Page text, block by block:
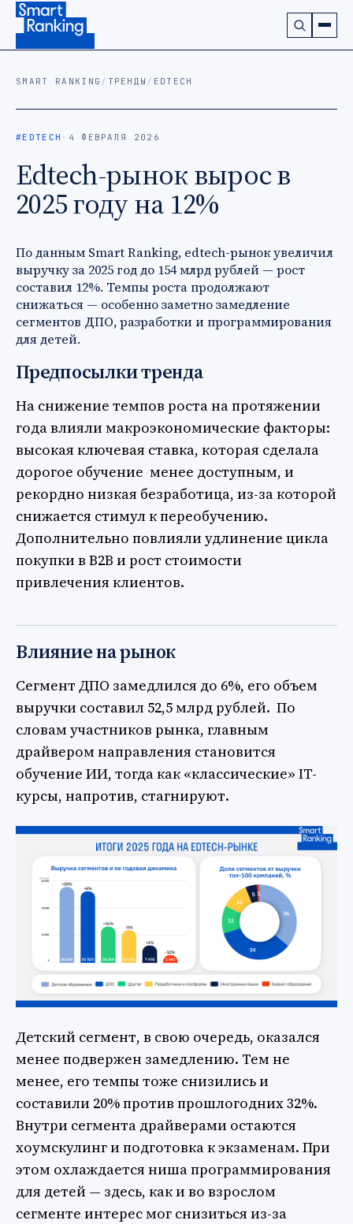
Подписаться на наш канал в Telegram (откроется в
SMART RANKING / ТРЕНДЫ / EDTECH
#EDTECH · 4 ФЕВРАЛЯ 2026
Edtech-рынок вырос в
2025 году на 12%
По данным Smart Ranking, edtech-рынок увеличил
выручку за 2025 год до 154 млрд рублей — рост
составил 12%. Темпы роста продолжают
снижаться — особенно заметно замедление
сегментов ДПО, разработки и программирования
для детей.
Предпосылки тренда
На снижение темпов роста на протяжении
года влияли макроэкономические факторы:
высокая ключевая ставка, которая сделала
дорогое обучение менее доступным, и
рекордно низкая безработица, из-за которой
снижается стимул к переобучению.
Дополнительно повлияли удлинение цикла
покупки в B2B и рост стоимости
привлечения клиентов.
Влияние на рынок
Сегмент ДПО замедлился до 6%, его объем
выручки составил 52,5 млрд рублей. По
словам участников рынка, главным
драйвером направления становится
обучение ИИ, тогда как «классические» IT-
курсы, напротив, стагнируют.
Детский сегмент, в свою очередь, оказался
менее подвержен замедлению. Тем не
менее, его темпы тоже снизились и
составили 20% против прошлогодних 32%.
Внутри сегмента драйверами остаются
хоумскулинг и подготовка к экзаменам. При
этом охлаждается ниша программирования
для детей — здесь, как и во взрослом
сегменте интерес мог снизиться из-за